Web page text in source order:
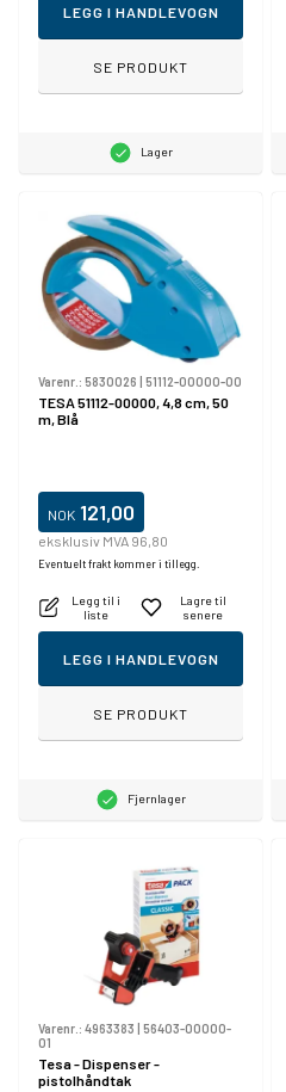
LEGG I HANDLEVOGN
SE PRODUKT
Lager
Varenr.: 5830026 | 51112-00000-00
TESA 51112-00000, 4,8 cm, 50
m, Blå
NOK 121,00
eksklusiv MVA 96,80
Eventuelt frakt kommer i tillegg.
Legg til i
liste
Lagre til
senere
LEGG I HANDLEVOGN
SE PRODUKT
Fjernlager
Varenr.: 4963383
56403-00000-
01
Tesa - Dispenser -
pistolhåndtak